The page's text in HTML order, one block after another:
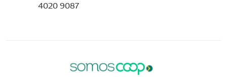
4020 9087